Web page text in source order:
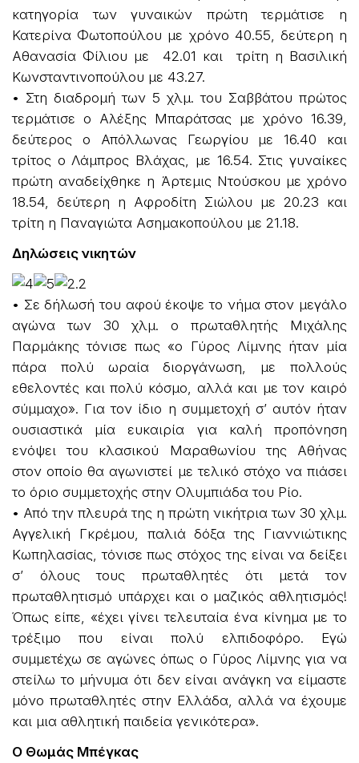
κατηγορία των γυναικών πρώτη τερμάτισε η
Κατερίνα Φωτοπούλου με χρόνο 40.55, δεύτερη η
Αθανασία Φίλιου με 42.01 και τρίτη η Βασιλική
Κωνσταντινοπούλου με 43.27.
• Στη διαδρομή των 5 χλμ. του Σαββάτου πρώτος
τερμάτισε ο Αλέξης Μπαράτσας με χρόνο 16.39,
δεύτερος ο Απόλλωνας Γεωργίου με 16.40 και
τρίτος ο Λάμπρος Βλάχας, με 16.54. Στις γυναίκες
πρώτη αναδείχθηκε η Άρτεμις Ντούσκου με χρόνο
18.54, δεύτερη η Αφροδίτη Σιώλου με 20.23 και
τρίτη η Παναγιώτα Ασημακοπούλου με 21.18.
Δηλώσεις νικητών
• Σε δήλωσή του αφού έκοψε το νήμα στον μεγάλο
αγώνα των 30 χλμ. ο πρωταθλητής Μιχάλης
Παρμάκης τόνισε πως «ο Γύρος Λίμνης ήταν μία
πάρα πολύ ωραία διοργάνωση, με πολλούς
εθελοντές και πολύ κόσμο, αλλά και με τον καιρό
σύμμαχο». Για τον ίδιο η συμμετοχή σ’ αυτόν ήταν
ουσιαστικά μία ευκαιρία για καλή προπόνηση
ενόψει του κλασικού Μαραθωνίου της Αθήνας
στον οποίο θα αγωνιστεί με τελικό στόχο να πιάσει
το όριο συμμετοχής στην Ολυμπιάδα του Ρίο.
• Από την πλευρά της η πρώτη νικήτρια των 30 χλμ.
Αγγελική Γκρέμου, παλιά δόξα της Γιαννιώτικης
Κωπηλασίας, τόνισε πως στόχος της είναι να δείξει
σ’ όλους τους πρωταθλητές ότι μετά τον
πρωταθλητισμό υπάρχει και ο μαζικός αθλητισμός!
Όπως είπε, «έχει γίνει τελευταία ένα κίνημα με το
τρέξιμο που είναι πολύ ελπιδοφόρο. Εγώ
συμμετέχω σε αγώνες όπως ο Γύρος Λίμνης για να
στείλω το μήνυμα ότι δεν είναι ανάγκη να είμαστε
μόνο πρωταθλητές στην Ελλάδα, αλλά να έχουμε
και μια αθλητική παιδεία γενικότερα».
Ο Θωμάς Μπέγκας